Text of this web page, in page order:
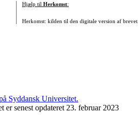
Hjælp til Herkomst:
Herkomst: kilden til den digitale version af brevet.
er senest opdateret 23. februar 2023